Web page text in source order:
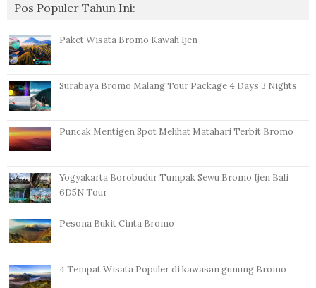
Pos Populer Tahun Ini:
Paket Wisata Bromo Kawah Ijen
Surabaya Bromo Malang Tour Package 4 Days 3 Nights
Puncak Mentigen Spot Melihat Matahari Terbit Bromo
Yogyakarta Borobudur Tumpak Sewu Bromo Ijen Bali
6D5N Tour
Pesona Bukit Cinta Bromo
4 Tempat Wisata Populer di kawasan gunung Bromo